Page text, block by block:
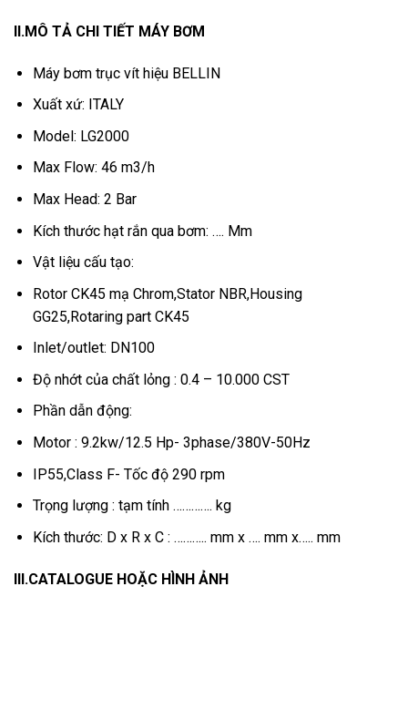
II.MÔ TẢ CHI TIẾT MÁY BƠM
Máy bơm trục vít hiệu BELLIN
Xuất xứ: ITALY
Model: LG2000
Max Flow: 46 m3/h
Max Head: 2 Bar
Kích thước hạt rắn qua bơm: …. Mm
Vật liệu cấu tạo:
Rotor CK45 mạ Chrom,Stator NBR,Housing
GG25,Rotaring part CK45
Inlet/outlet: DN100
Độ nhớt của chất lỏng : 0.4 – 10.000 CST
Phần dẫn động:
Motor : 9.2kw/12.5 Hp- 3phase/380V-50Hz
IP55,Class F- Tốc độ 290 rpm
Trọng lượng : tạm tính …………. kg
Kích thước: D x R x C : ……….. mm x …. mm x….. mm
III.CATALOGUE HOẶC HÌNH ẢNH